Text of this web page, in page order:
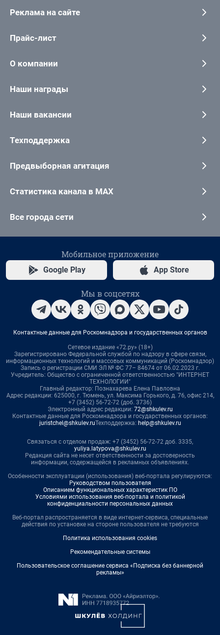
Реклама на сайте
Прайс-лист
О компании
Наши награды
Наши вакансии
Техподдержка
Предвыборная агитация
Статистика канала в MAX
Все города сети
Мобильное приложение
Google Play App Store
Мы в соцсетях
Контактные данные для Роскомнадзора и государственных органов
Сетевое издание «72.ру» (18+)
Зарегистрировано Федеральной службой по надзору в сфере связи,
информационных технологий и массовых коммуникаций (Роскомнадзор)
Запись о регистрации СМИ ЭЛ № ФС 77– 84674 от 06.02.2023 г.
Учредитель: Общество с ограниченной ответственностью "ИНТЕРНЕТ
ТЕХНОЛОГИИ"
Главный редактор: Познахарева Елена Павловна
Адрес редакции: 625000, г. Тюмень, ул. Максима Горького, д. 76, офис 214,
+7 (3452) 56-72-72 (доб. 3736)
Электронный адрес редакции: 72@shkulev.ru
Контактные данные для Роскомнадзора и государственных органов:
juristchel@shkulev.ruТехподдержка: help@shkulev.ru
Связаться с отделом продаж: +7 (3452) 56-72-72 доб. 3335,
yuliya.latypova@shkulev.ru
Редакция сайта не несет ответственности за достоверность
информации, содержащейся в рекламных объявлениях.
Особенности эксплуатации (использования) веб-портала регулируются:
Руководством пользователя
Описанием функциональных характеристик ПО
Условиями использования веб-портала и политикой
конфиденциальности персональных данных
Веб-портал распространяется в виде интернет-сервиса, специальные
действия по установке на стороне пользователя не требуются
Политика использования cookies
Рекомендательные системы
Пользовательское соглашение сервиса «Подписка без баннерной
рекламы»